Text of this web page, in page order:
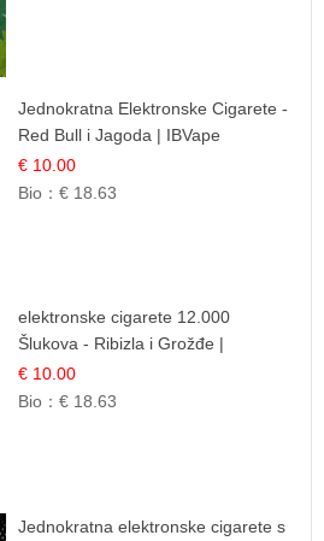
Jednokratna Elektronske Cigarete -
Red Bull i Jagoda | IBVape
€ 10.00
Bio：€ 18.63
elektronske cigarete 12.000
Šlukova - Ribizla i Grožđe |
Elegantna Voćna Kombinacija
€ 10.00
Bio：€ 18.63
Jednokratna elektronske cigarete s